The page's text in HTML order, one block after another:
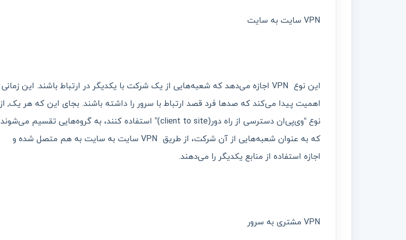
VPN سایت به سایت
این نوع VPN اجازه می‌دهد که شعبه‌هایی از یک شرکت با یکدیگر در ارتباط باشند. این زمانی
اهمیت پیدا می‌کند که صدها فرد قصد ارتباط با سرور را داشته باشند. بجای این که هر یک, از
نوع “وی‌پی‌ان دسترسی از راه دور(client to site)” استفاده کنند، به گروه‌هایی تقسیم می‌شوند
که به عنوان شعبه‌هایی از آن شرکت، از طریق VPN سایت به سایت به هم متصل شده و
اجازه استفاده از منابع یکدیگر را می‌دهند.
VPN مشتری به سرور